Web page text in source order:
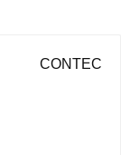
CONTEC